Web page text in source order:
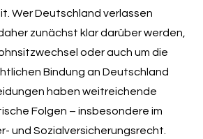
Wer Deutschland verlassen
zunächst klar darüber werden,
oder auch um die
Bindung an Deutschland
haben weitreichende
Folgen – insbesondere im
und Sozialversicherungsrecht.